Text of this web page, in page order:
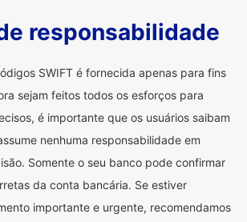
responsabilidade
SWIFT é fornecida apenas para fins
sejam feitos todos os esforços para
é importante que os usuários saibam
nenhuma responsabilidade em
Somente o seu banco pode confirmar
da conta bancária. Se estiver
importante e urgente, recomendamos